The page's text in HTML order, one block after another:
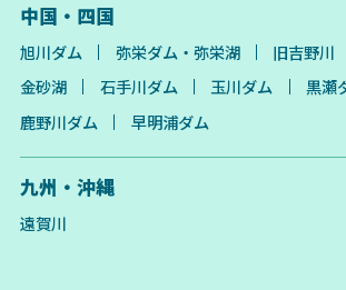
中国・四国
旭川ダム 弥栄ダム・弥栄湖 旧吉野川
金砂湖
石手川ダム 玉川ダム 黒瀬
鹿野川ダム
早明浦ダム
九州・沖縄
遠賀川